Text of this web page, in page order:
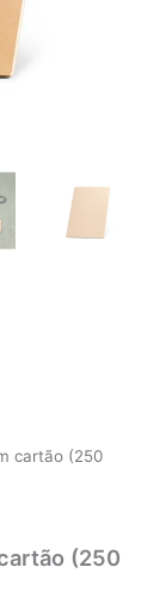
cartão (250
(250